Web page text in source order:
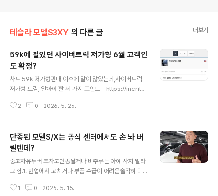
테슬라 모델S3XY 의 다른 글 더보기
59k에 팔았던 사이버트럭 저가형 6월 고객인
도 확정?
사트 59k 저가형판매 이후에 말이 많았는데,사이버트럭
저가형 트림, 알아야 할 세 가지 포인트 - https://merito
아야 할 세 가지 포인트일단 사이버트럭 저가 트림은3월부
가 트림, 10일 동안 일단 간 본다?흠 ..https://meritocra
t.tistory.com/meritocrat.tistory.com사이버트럭 59
k 저가형 사진이라고? 거짓말 범벅! - https://meritocra
t.tistory.com/m/2207 사이버트럭 59k 저가형 사진이
라고? 거짓말 범벅!해외 유튜버,해외..
2 0 2026. 5. 26.
단종된 모델S/X는 공식 센터에서도 손 놔 버
릴텐데?
중고차유튜버 조차도단종될거나 비주류는 아예 사지 말라
고 함.1. 현업에서 고치거나 부품 수급이 어려움솔직히 미국
자 심각..."역대급 미완성" - https://meritocrat.tistory.
1 0 2026. 5. 15.